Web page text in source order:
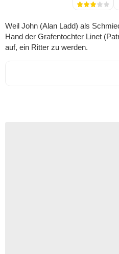
Weil John (Alan Ladd) als
Hand der Grafentochter Linet
auf, ein Ritter zu werden.